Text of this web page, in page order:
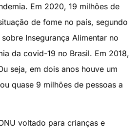
Em 2020, 19 milhões de
de fome no país, segundo
Insegurança Alimentar no
da covid-19 no Brasil. Em 2018,
seja, em dois anos houve um
quase 9 milhões de pessoas a
voltado para crianças e